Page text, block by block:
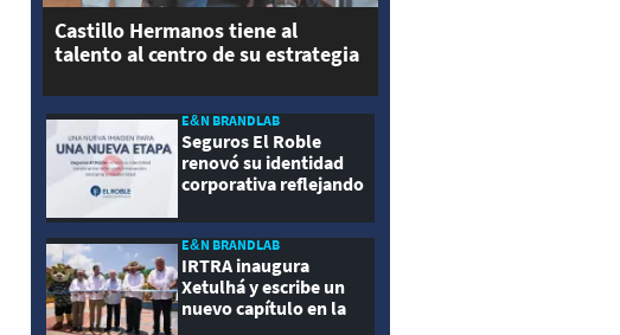
Castillo Hermanos tiene al
talento al centro de su estrategia
E&N BRANDLAB
Seguros El Roble
renovó su identidad
corporativa reflejando
modernidad
E&N BRANDLAB
IRTRA inaugura
Xetulhá y escribe un
nuevo capítulo en la